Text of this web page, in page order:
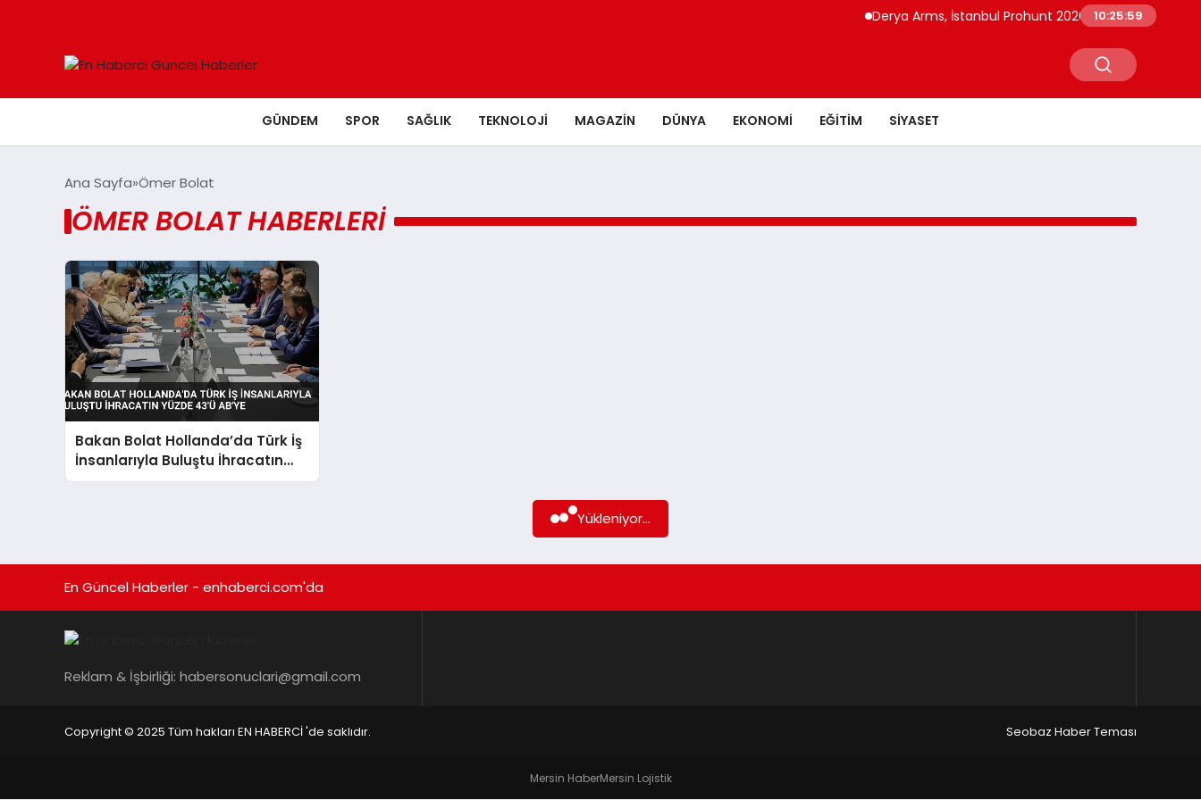
Derya Arms, İstanbul Prohunt 2026’da yeni nesil
10:25:59
GÜNDEM SPOR SAĞLIK TEKNOLOJI MAGAZIN DÜNYA EKONOMI EĞITIM SIYASET
Ana Sayfa Ömer Bolat
ÖMER BOLAT HABERLERI
Bakan Bolat Hollanda’da Türk İş
İnsanlarıyla Buluştu İhracatın
Yüzde 43’ü AB’ye
Yükleniyor...
En Güncel Haberler - enhaberci.com'da
Reklam & İşbirliği: habersonuclari@gmail.com
Copyright © 2025 Tüm hakları EN HABERCİ 'de saklıdır. Seobaz Haber Teması
Mersin HaberMersin Lojistik